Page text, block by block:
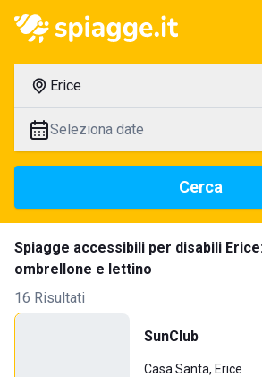
Erice
Seleziona date
Cerca
Spiagge accessibili per disabili
ombrellone e lettino
16 Risultati
SunClub
Casa Santa, Erice